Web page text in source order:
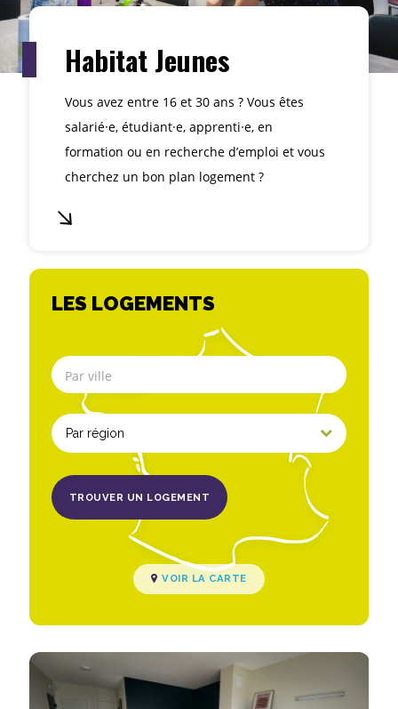
Habitat Jeunes
Vous avez entre 16 et 30 ans ? Vous êtes
salarié·e, étudiant·e, apprenti·e, en
formation ou en recherche d’emploi et vous
cherchez un bon plan logement ?
chercher
LES LOGEMENTS
Par ville
TROUVER UN LOGEMENT
VOIR LA CARTE